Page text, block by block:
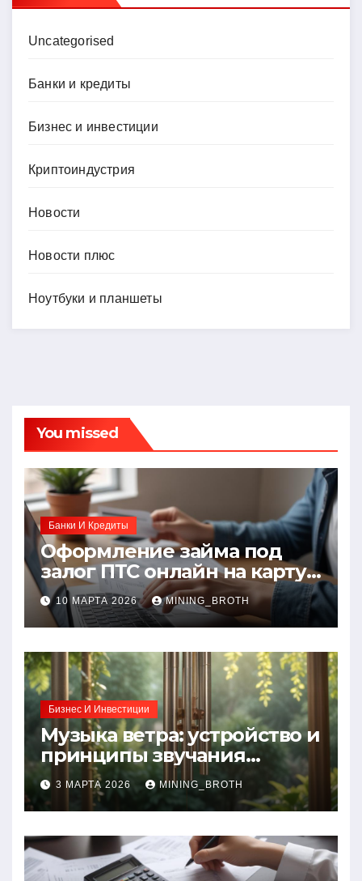
Uncategorised
Банки и кредиты
Бизнес и инвестиции
Криптоиндустрия
Новости
Новости плюс
Ноутбуки и планшеты
You missed
Банки И Кредиты
Оформление займа под
залог ПТС онлайн на карту
без визита в офис: порядок,
требования и документы
10 МАРТА 2026 MINING_BROTH
Бизнес И Инвестиции
Музыка ветра: устройство и
принципы звучания
колокольчиков
3 МАРТА 2026 MINING_BROTH